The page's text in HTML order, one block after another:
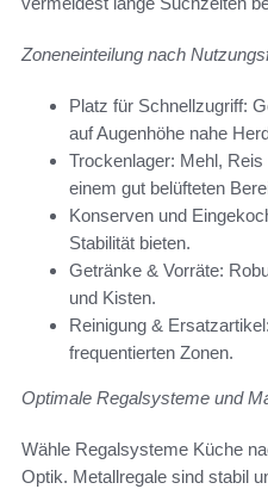
Zoneneinteilung nach
Platz für Schnellzugriff:
auf Augenhöhe nahe
Trockenlager: Mehl,
einem gut belüfteten
Konserven und
Stabilität bieten.
Getränke & Vorräte:
und Kisten.
Reinigung &
frequentierten Zonen.
Optimale Regalsysteme und
Wähle Regalsysteme Küche
Optik. Metallregale sind stabil